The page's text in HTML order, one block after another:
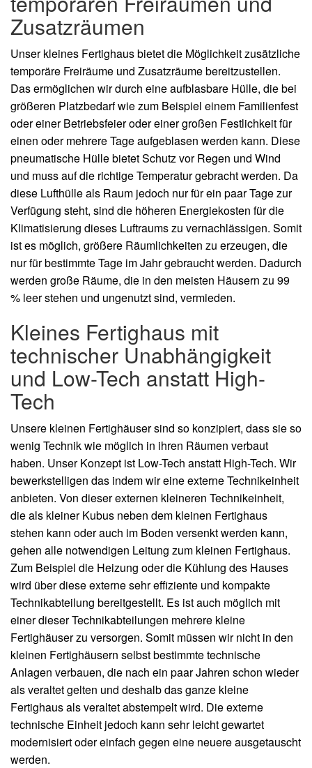
Zusatzräumen
Unser kleines Fertighaus bietet die Möglichkeit zusätzliche
temporäre Freiräume und Zusatzräume bereitzustellen.
Das ermöglichen wir durch eine aufblasbare Hülle, die bei
größeren Platzbedarf wie zum Beispiel einem Familienfest
oder einer Betriebsfeier oder einer großen Festlichkeit für
einen oder mehrere Tage aufgeblasen werden kann. Diese
pneumatische Hülle bietet Schutz vor Regen und Wind
und muss auf die richtige Temperatur gebracht werden. Da
diese Lufthülle als Raum jedoch nur für ein paar Tage zur
Verfügung steht, sind die höheren Energiekosten für die
Klimatisierung dieses Luftraums zu vernachlässigen. Somit
ist es möglich, größere Räumlichkeiten zu erzeugen, die
nur für bestimmte Tage im Jahr gebraucht werden. Dadurch
werden große Räume, die in den meisten Häusern zu 99
% leer stehen und ungenutzt sind, vermieden.
Kleines Fertighaus mit
technischer Unabhängigkeit
und Low-Tech anstatt High-
Tech
Unsere kleinen Fertighäuser sind so konzipiert, dass sie so
wenig Technik wie möglich in ihren Räumen verbaut
haben. Unser Konzept ist Low-Tech anstatt High-Tech. Wir
bewerkstelligen das indem wir eine externe Technikeinheit
anbieten. Von dieser externen kleineren Technikeinheit,
die als kleiner Kubus neben dem kleinen Fertighaus
stehen kann oder auch im Boden versenkt werden kann,
gehen alle notwendigen Leitung zum kleinen Fertighaus.
Zum Beispiel die Heizung oder die Kühlung des Hauses
wird über diese externe sehr effiziente und kompakte
Technikabteilung bereitgestellt. Es ist auch möglich mit
einer dieser Technikabteilungen mehrere kleine
Fertighäuser zu versorgen. Somit müssen wir nicht in den
kleinen Fertighäusern selbst bestimmte technische
Anlagen verbauen, die nach ein paar Jahren schon wieder
als veraltet gelten und deshalb das ganze kleine
Fertighaus als veraltet abstempelt wird. Die externe
technische Einheit jedoch kann sehr leicht gewartet
modernisiert oder einfach gegen eine neuere ausgetauscht
werden.